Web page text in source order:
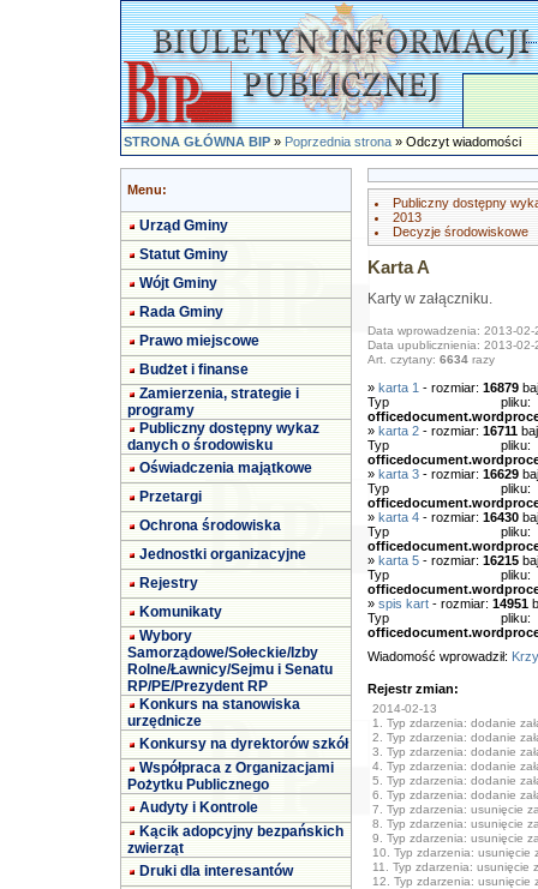
STRONA GŁÓWNA BIP»Poprzednia strona» Odczyt wiadomości
Menu:
Urząd Gminy
Statut Gminy
Wójt Gminy
Rada Gminy
Prawo miejscowe
Budżet i finanse
Zamierzenia, strategie i
programy
Publiczny dostępny wykaz
danych o środowisku
Oświadczenia majątkowe
Przetargi
Ochrona środowiska
Jednostki organizacyjne
Rejestry
Komunikaty
Wybory
Samorządowe/Sołeckie/Izby
Rolne/Ławnicy/Sejmu i Senatu
RP/PE/Prezydent RP
Konkurs na stanowiska
urzędnicze
Konkursy na dyrektorów szkół
Współpraca z Organizacjami
Pożytku Publicznego
Audyty i Kontrole
Kącik adopcyjny bezpańskich
zwierząt
Druki dla interesantów
Publiczny dostępny
2013
Decyzje środowiskowe
Karta A
Karty w załączniku.
Data wprowadzenia: 2013-02-
Data upublicznienia: 2013-02-
Art. czytany: 6634razy
» karta 1 - rozmiar: 16879
Typ
» karta 2- rozmiar: 16711
Typ
» karta 3- rozmiar: 16629
Typ
» karta 4- rozmiar: 16430
Typ
» karta 5- rozmiar: 16215
Typ
» spis kart- rozmiar: 14951
Typ
Wiadomość wprowadził:
Rejestr zmian:
2014-02-13
1. Typ zdarzenia: dodanie
2. Typ zdarzenia: dodanie
3. Typ zdarzenia: dodanie
4. Typ zdarzenia: dodanie
5. Typ zdarzenia: dodanie
6. Typ zdarzenia: dodanie
7. Typ zdarzenia: usunięcie
8. Typ zdarzenia: usunięcie
9. Typ zdarzenia: usunięcie
10. Typ zdarzenia: usunięcie
11. Typ zdarzenia: usunięcie
12. Typ zdarzenia: usunięcie